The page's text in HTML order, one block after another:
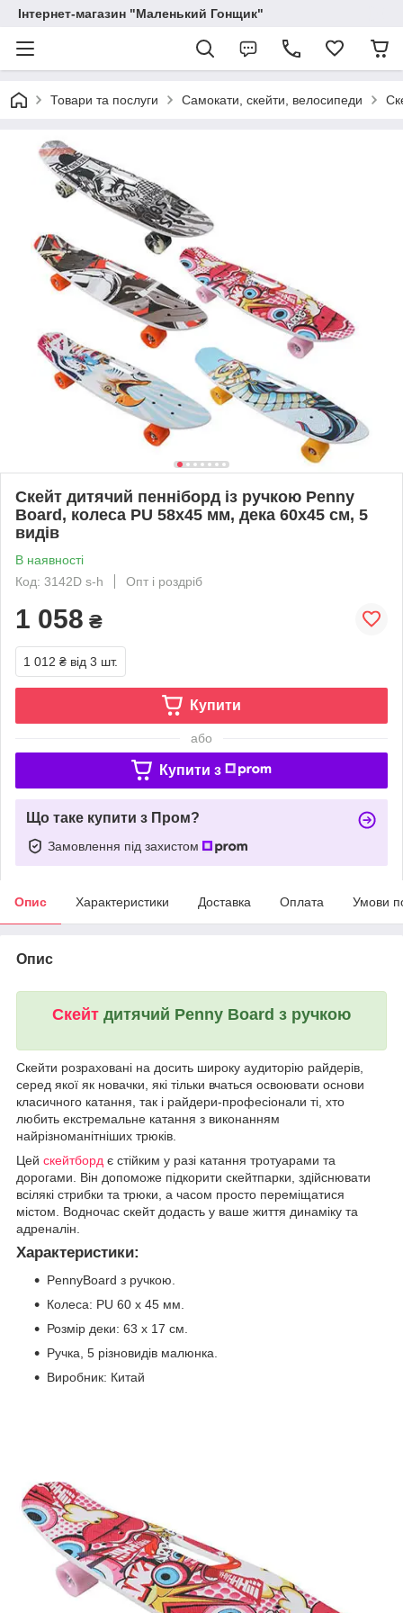
Інтернет-магазин "Маленький Гонщик"
Товари та послуги Самокати, скейти, велосипеди
Скейт дитячий пенніборд із ручкою Penny
Board, колеса PU 58х45 мм, дека 60х45 см, 5
видів
В наявності
Код: 3142D s-h
Опт і роздріб
1 058 ₴
1 012 ₴ від 3 шт.
Купити
або
Купити з
Що таке купити з Пром?
Замовлення під захистом
Опис Характеристики Доставка Оплата Умови
Опис
Скейт дитячий Penny Board з ручкою
Скейти розраховані на досить широку аудиторію райдерів,
серед якої як новачки, які тільки вчаться освоювати основи
класичного катання, так і райдери-професіонали ті, хто
любить екстремальне катання з виконанням
найрізноманітніших трюків.
Цей скейтборд є стійким у разі катання тротуарами та
дорогами. Він допоможе підкорити скейтпарки, здійснювати
всілякі стрибки та трюки, а часом просто переміщатися
містом. Водночас скейт додасть у ваше життя динаміку та
адреналін.
Характеристики:
PennyBoard з ручкою.
Колеса: PU 60 х 45 мм.
Розмір деки: 63 х 17 см.
Ручка, 5 різновидів малюнка.
Виробник: Китай